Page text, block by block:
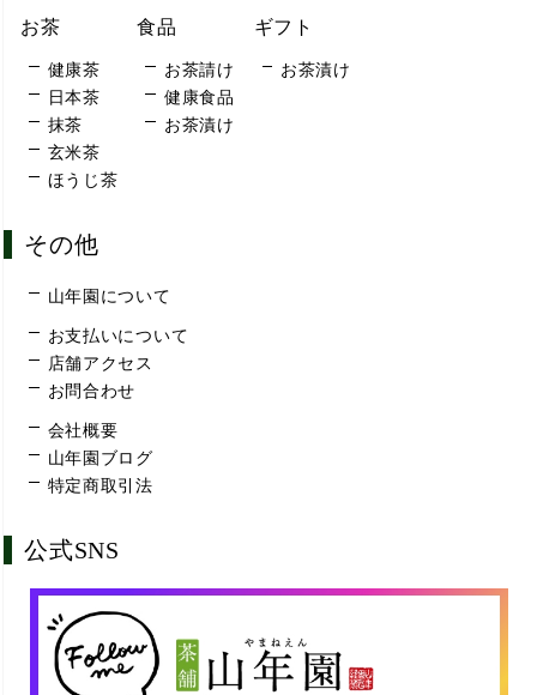
お茶
健康茶
日本茶
抹茶
玄米茶
ほうじ茶
食品
お茶請け
健康食品
お茶漬け
ギフト
お茶漬け
その他
山年園について
お支払いについて
店舗アクセス
お問合わせ
会社概要
山年園ブログ
特定商取引法
公式SNS